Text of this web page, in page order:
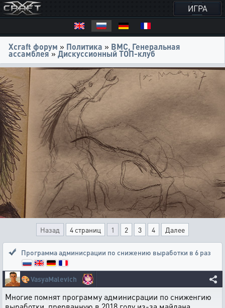
ИГРА
Xcraft форум » Политика » ВМС, Генеральная
ассамблея» Дискуссионный ТОП-клуб
Назад 4 страниц 1 2 3 4 Далее
Программа админисрации по снижению выработки в 6 раз
🎨VasyaMalevich
Многие помнят программу админисрации по сниженгию